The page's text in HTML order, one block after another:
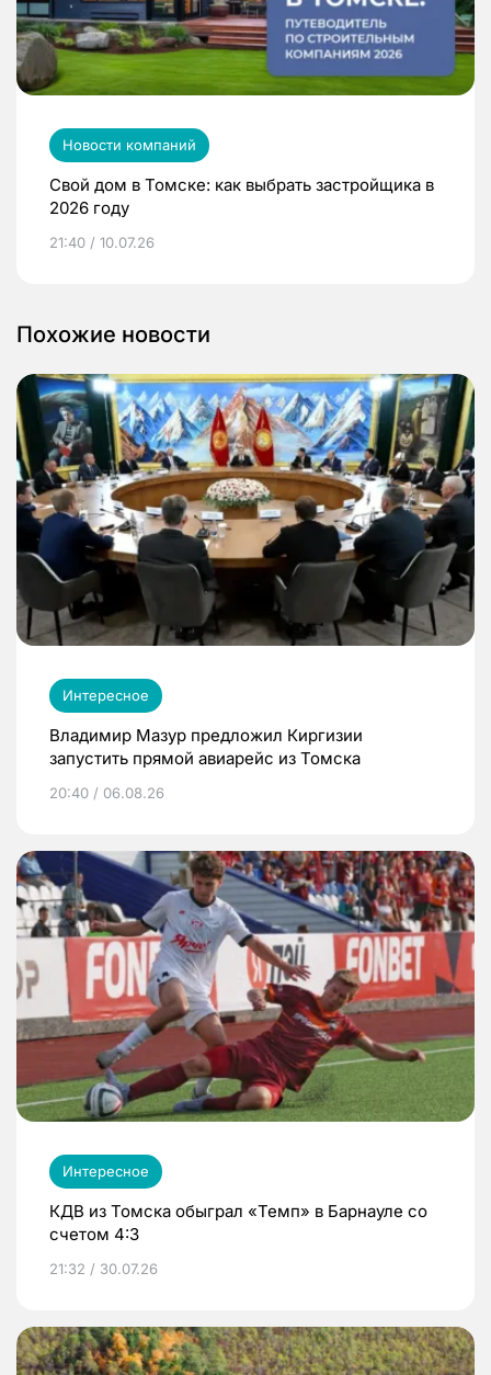
Новости компаний
Свой дом в Томске: как выбрать застройщика в
2026 году
21:40 / 10.07.26
Похожие новости
Интересное
Владимир Мазур предложил Киргизии
запустить прямой авиарейс из Томска
20:40 / 06.08.26
Интересное
КДВ из Томска обыграл «Темп» в Барнауле со
счетом 4:3
21:32 / 30.07.26